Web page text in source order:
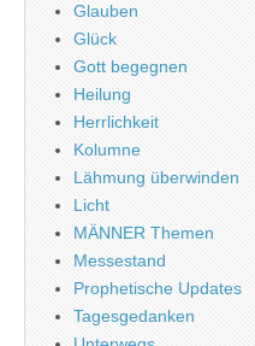
Glauben
Glück
Gott begegnen
Heilung
Herrlichkeit
Kolumne
Lähmung überwinden
Licht
MÄNNER Themen
Messestand
Prophetische Updates
Tagesgedanken